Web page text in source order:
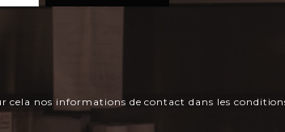
nos informations de contact dans les